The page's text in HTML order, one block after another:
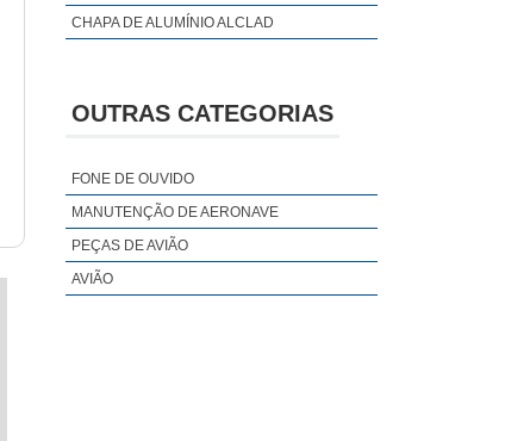
CHAPA DE ALUMÍNIO ALCLAD
OUTRAS CATEGORIAS
FONE DE OUVIDO
MANUTENÇÃO DE AERONAVE
PEÇAS DE AVIÃO
AVIÃO